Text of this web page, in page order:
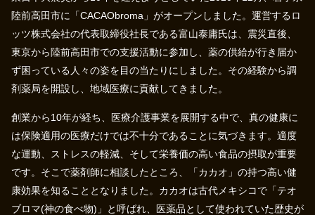
陸前高田市に「CACAObroma」がオープンしました。運営するロ
ッツ株式会社の代表取締役社長である富山泰庸氏は、震災直後、
東京から陸前高田市での支援活動に参加し、薬の供給が行き届か
ず困っている人々の姿を目の当たりにしました。その経験から調
剤薬局を開設し、地域医療に貢献してきました。
創業から10年が経ち、医療介護事業を展開する中で、真の健康に
は保険適用の医療だけでは不十分であることに気づきます。適度
な運動、ストレスの軽減、そして栄養価の高い食品の摂取が重要
です。そこで薬剤師に相談したところ、「カカオ」の持つ高い健
康効果を知ることとなりました。カカオは古代メキシコで「テオ
ブロマ(神の食べ物)」と呼ばれ、医薬品として使われていた歴史が